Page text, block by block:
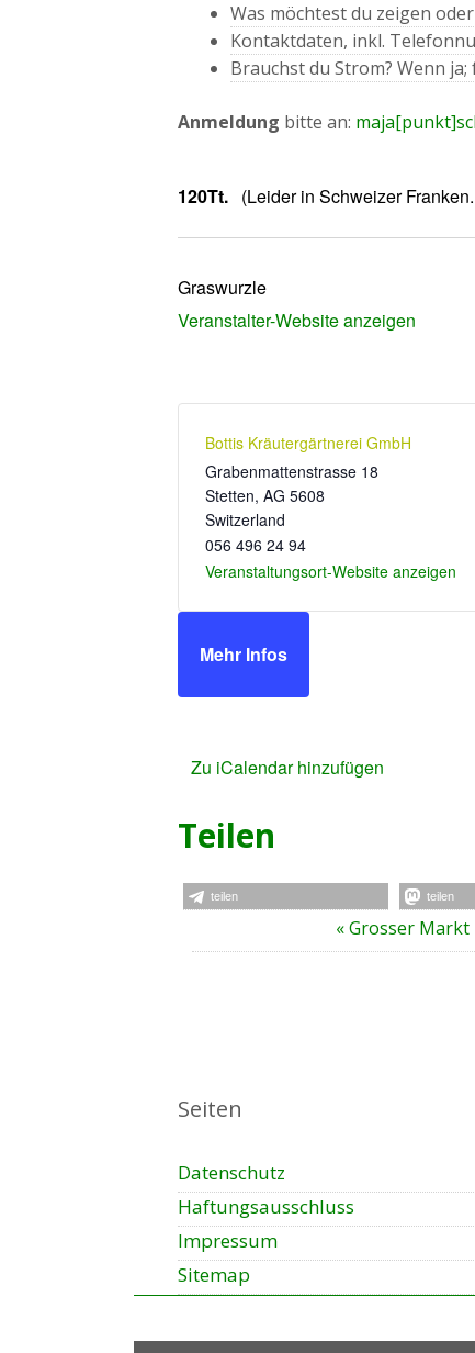
Was möchtest du zeigen
Kontaktdaten, inkl.
Brauchst du Strom? Wenn ja;
Anmeldung bitte an:
120Tt. (Leider in Schweizer
Graswurzle
Veranstalter-Website anzeigen
Bottis Kräutergärtnerei GmbH
Grabenmattenstrasse 18
Stetten, AG 5608
Switzerland
056 496 24 94
Veranstaltungsort-Website anzeigen
Mehr Infos
Zu iCalendar hinzufügen
Teilen
teilen teilen
a
t
u
n
g
-
N
«Grosser
Seiten
Datenschutz
Haftungsausschluss
Impressum
Sitemap